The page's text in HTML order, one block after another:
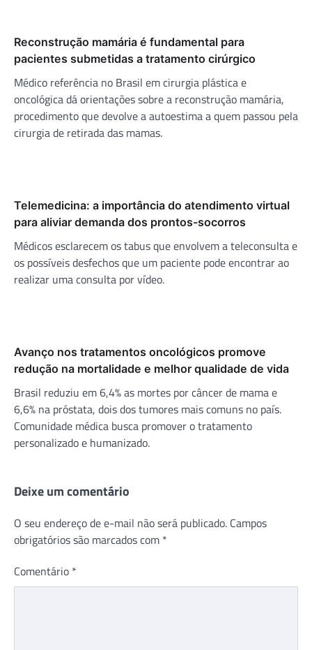
Reconstrução mamária é fundamental para
pacientes submetidas a tratamento cirúrgico
Médico referência no Brasil em cirurgia plástica e
oncológica dá orientações sobre a reconstrução mamária,
procedimento que devolve a autoestima a quem passou pela
cirurgia de retirada das mamas.
Telemedicina: a importância do atendimento virtual
para aliviar demanda dos prontos-socorros
Médicos esclarecem os tabus que envolvem a teleconsulta e
os possíveis desfechos que um paciente pode encontrar ao
realizar uma consulta por vídeo.
Avanço nos tratamentos oncológicos promove
redução na mortalidade e melhor qualidade de vida
Brasil reduziu em 6,4% as mortes por câncer de mama e
6,6% na próstata, dois dos tumores mais comuns no país.
Comunidade médica busca promover o tratamento
personalizado e humanizado.
Deixe um comentário
O seu endereço de e-mail não será publicado. Campos
obrigatórios são marcados com *
Comentário *